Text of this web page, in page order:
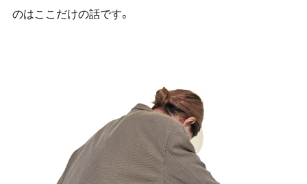
のはここだけの話です。